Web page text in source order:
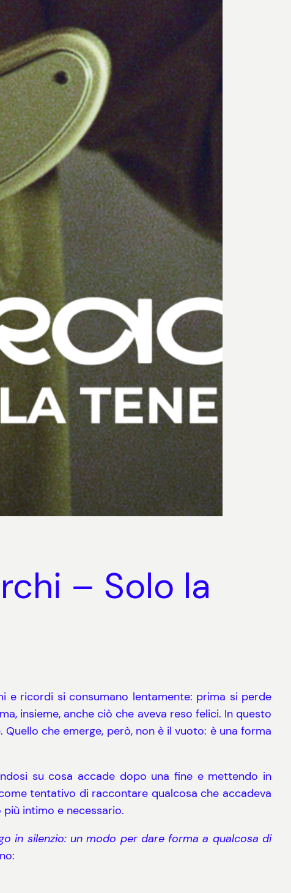
– Solo la
e ricordi si consumano lentamente: prima si perde
insieme, anche ciò che aveva reso felici. In questo
che emerge, però, non è il vuoto: è una forma
su cosa accade dopo una fine e mettendo in
tentativo di raccontare qualcosa che accadeva
intimo e necessario.
in silenzio: un modo per dare forma a qualcosa di